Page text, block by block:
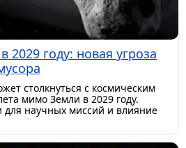
2029 году: новая угроза
столкнуться с космическим
мимо Земли в 2029 году.
научных миссий и влияние